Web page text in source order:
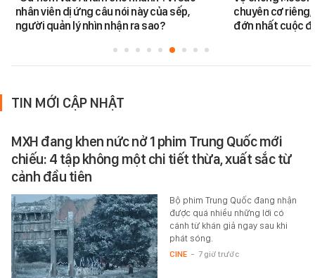
nhân viên dị ứng câu nói này của sếp,
người quản lý nhìn nhận ra sao?
chuyên cơ
đớn nhất cuộc
TIN MỚI CẬP NHẬT
MXH đang khen nức nở 1 phim Trung Quốc mới
chiếu: 4 tập không một chi tiết thừa, xuất sắc từ
cảnh đầu tiên
Bộ phim Trung Quốc đang nhận
được quá nhiều những lời có
cánh từ khán giả ngay sau khi
phát sóng.
CINE - 7 giờ trước